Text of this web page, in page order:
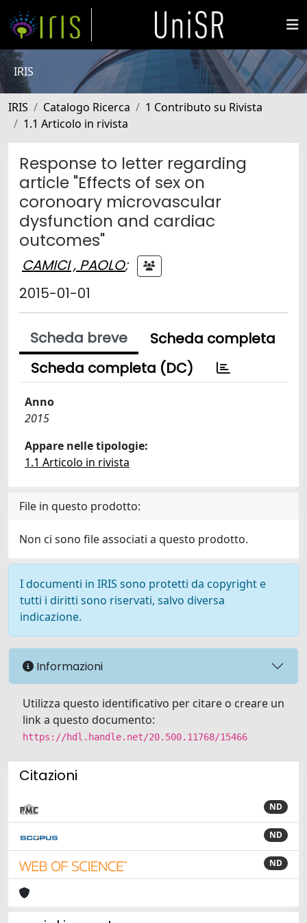
IRIS
IRIS Catalogo Ricerca
1 Contributo su Rivista
1.1 Articolo in rivista
Response to letter regarding
article "Effects of sex on
coronoary microvascular
dysfunction and cardiac
outcomes"
CAMICI , PAOLO;
2015-01-01
Scheda breve
Scheda completa
Scheda completa (DC)
Anno
2015
Appare nelle tipologie:
1.1 Articolo in rivista
File in questo prodotto:
Non ci sono file associati a questo prodotto.
I documenti in IRIS sono protetti da copyright e
tutti i diritti sono riservati, salvo diversa
indicazione.
Informazioni
Utilizza questo identificativo per citare o creare un
link a questo documento:
https://hdl.handle.net/20.500.11768/15466
Citazioni
ND
ND
ND